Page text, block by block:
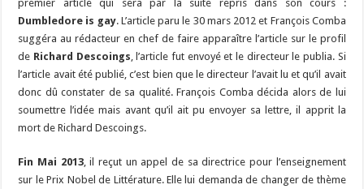
premier article qui sera par la suite repris dans son cours :
Dumbledore is gay. L’article paru le 30 mars 2012 et François Comba
suggéra au rédacteur en chef de faire apparaître l’article sur le profil
de Richard Descoings, l’article fut envoyé et le directeur le publia. Si
l’article avait été publié, c’est bien que le directeur l’avait lu et qu’il avait
donc dû constater de sa qualité. François Comba décida alors de lui
soumettre l’idée mais avant qu’il ait pu envoyer sa lettre, il apprit la
mort de Richard Descoings.
Fin Mai 2013, il reçut un appel de sa directrice pour l’enseignement
sur le Prix Nobel de Littérature. Elle lui demanda de changer de thème